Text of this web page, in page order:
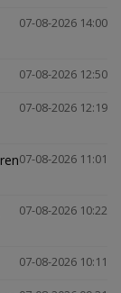
07-08-2026 14:00
07-08-2026 12:50
07-08-2026 12:19
07-08-2026 11:01
07-08-2026 10:22
07-08-2026 10:11